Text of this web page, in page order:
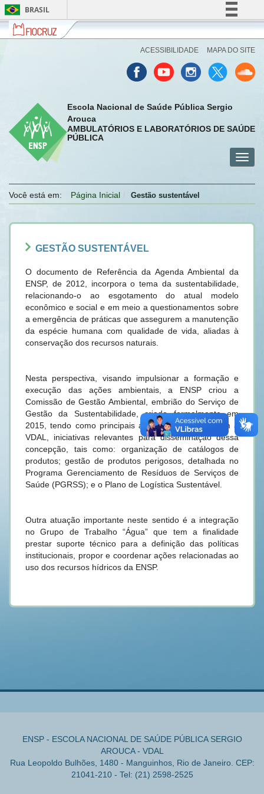
BRASIL
Simplifique!
Comunica BR
Participe
Acesso à informação
Fiocruz
Fale
com
ACESSIBILIDADE MAPA DO SITE
Escola Nacional de Saúde Pública Sergio
Arouca
AMBULATÓRIOS E LABORATÓRIOS DE SAÚDE
PÚBLICA
menu
menu
menu
Você está em:
Página Inicial Gestão sustentável
GESTÃO SUSTENTÁVEL
O documento de Referência da Agenda Ambiental da
ENSP, de 2012, incorpora o tema da sustentabilidade,
relacionando-o ao esgotamento do atual modelo
econômico e social e em meio a questionamentos sobre
a emergência de práticas que assegurem a manutenção
da espécie humana com qualidade de vida, aliadas à
conservação dos recursos naturais.
Nesta perspectiva, visando impulsionar a formação e
execução das ações ambientais, a ENSP criou a
Comissão de Gestão Ambiental, embrião do Serviço de
Gestão da Sustentabilidade, criado formalmente em
2015, tendo como principais ações em parceria com a
VDAL, iniciativas relevantes para disseminação dessa
concepção, tais como: organização de catálogos de
produtos; gestão de produtos perigosos, detalhada no
Programa Gerenciamento de Resíduos de Serviços de
Saúde (PGRSS); e o Plano de Logística Sustentável.
Outra atuação importante neste sentido é a integração
no Grupo de Trabalho “Água” que tem a finalidade
prestar suporte técnico para a definição das políticas
institucionais, propor e coordenar ações relacionadas ao
uso dos recursos hídricos da ENSP.
ENSP - ESCOLA NACIONAL DE SAÚDE PÚBLICA SERGIO
AROUCA - VDAL
Rua Leopoldo Bulhões, 1480 - Manguinhos, Rio de Janeiro. CEP:
21041-210 - Tel: (21) 2598-2525